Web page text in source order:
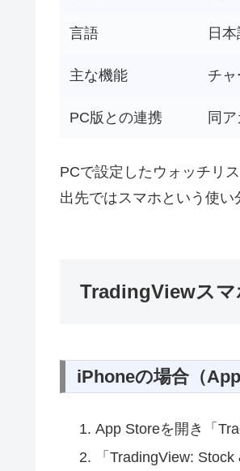
言語 日
主な機能 チ
PC版との連携 同
PCで設定したウォッチリ
出先ではスマホという使い
TradingViewス
iPhoneの場合（App
App Storeを開き「
「TradingView: